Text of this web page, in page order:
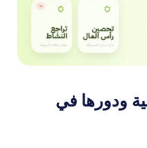
ودورها في